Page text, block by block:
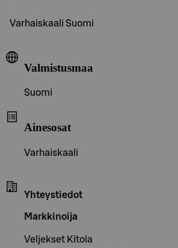
Varhaiskaali Suomi
Valmistusmaa
Suomi
Ainesosat
Varhaiskaali
Yhteystiedot
Markkinoija
Veljekset Kitola